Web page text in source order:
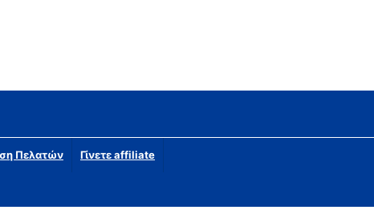
Πελατών Γίνετε affiliate